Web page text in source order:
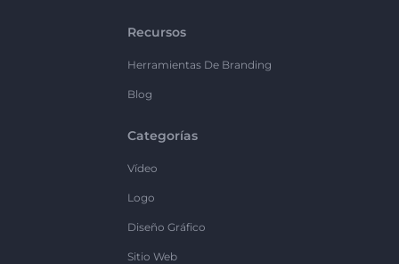
Recursos
Herramientas De Branding
Blog
Categorías
Vídeo
Logo
Diseño Gráfico
Sitio Web